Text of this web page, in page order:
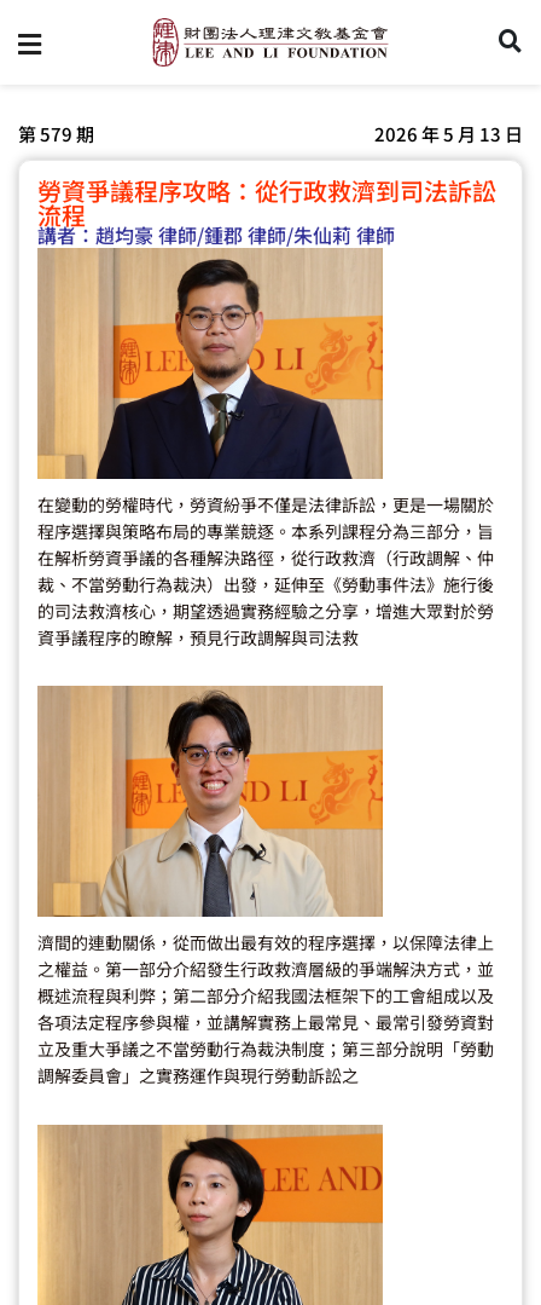
第 579 期 2026 年 5 月 13 日
勞資爭議程序攻略：從行政救濟到司法訴訟
流程
講者： 趙均豪 律師/鍾郡 律師/朱仙莉 律師
在變動的勞權時代，勞資紛爭不僅是法律訴訟，更是一場關於
程序選擇與策略布局的專業競逐。本系列課程分為三部分，旨
在解析勞資爭議的各種解決路徑，從行政救濟（行政調解、仲
裁、不當勞動行為裁決）出發，延伸至《勞動事件法》施行後
的司法救濟核心，期望透過實務經驗之分享，增進大眾對於勞
資爭議程序的瞭解，預見行政調解與司法救
濟間的連動關係，從而做出最有效的程序選擇，以保障法律上
之權益。第一部分介紹發生行政救濟層級的爭端解決方式，並
概述流程與利弊；第二部分介紹我國法框架下的工會組成以及
各項法定程序參與權，並講解實務上最常見、最常引發勞資對
立及重大爭議之不當勞動行為裁決制度；第三部分說明「勞動
調解委員會」之實務運作與現行勞動訴訟之